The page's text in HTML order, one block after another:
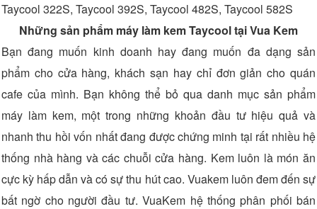
Taycool 322S, Taycool 392S, Taycool 482S, Taycool 582S
Những sản phẩm máy làm kem Taycool tại Vua Kem
Bạn đang muốn kinh doanh hay đang muốn đa dạng sản
phẩm cho cửa hàng, khách sạn hay chỉ đơn giản cho quán
cafe của mình. Bạn không thể bỏ qua danh mục sản phẩm
máy làm kem, một trong những khoản đầu tư hiệu quả và
nhanh thu hồi vốn nhất đang được chứng minh tại rất nhiều hệ
thống nhà hàng và các chuỗi cửa hàng. Kem luôn là món ăn
cực kỳ hấp dẫn và có sự thu hút cao. Vuakem luôn đem đến sự
bất ngờ cho người đầu tư. VuaKem hệ thống phân phối bán